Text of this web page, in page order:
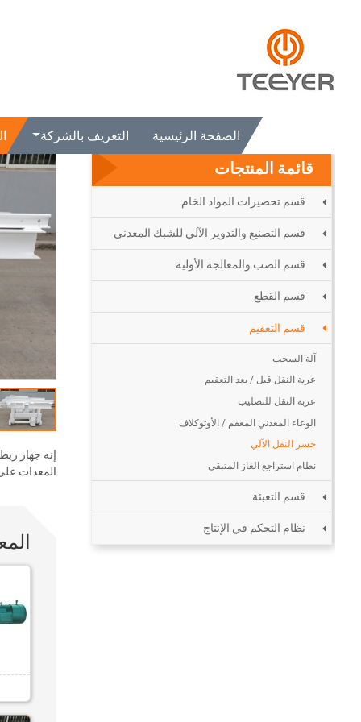
الصفحة الرئيسية التعريف بالشركة
الصفحة الرئيسية المنتجات قسم التعقيم جسر النقل الآلي
إنه جهاز
المعدات على
قائمة المنتجات
قسم تحضيرات المواد الخام
قسم التصنيع والتدوير الآلي للشبك المعدني
قسم الصب والمعالجة الأولية
قسم القطع
قسم التعقيم
آلة السحب
عربة النقل قبل / بعد التعقيم
عربة النقل للتصليب
الوعاء المعدني المعقم / الأوتوكلاف
جسر النقل الآلي
نظام استراجع الغاز المتبقي
قسم التعبئة
نظام التحكم في الإنتاج